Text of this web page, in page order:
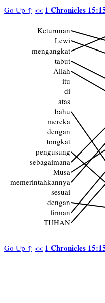
Go Up ↑ << 1 Chronicles
Go Up ↑ << 1 Chronicles
Keturunan
Lewi
mengangkat
tabut
Allah
itu
di
atas
bahu
mereka
dengan
tongkat
pengusung
sebagaimana
Musa
memerintahkannya
sesuai
dengan
firman
TUHAN